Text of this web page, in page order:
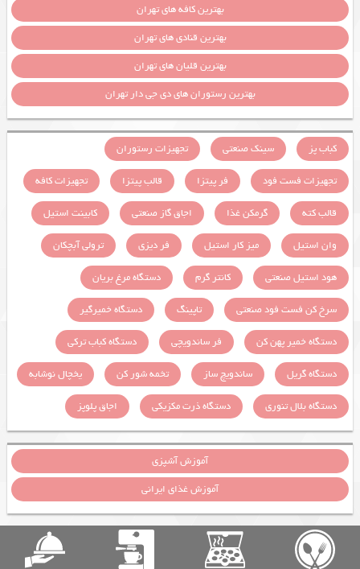
بهترین کافه های تهران
بهترین قنادی های تهران
بهترین قلیان های تهران
بهترین رستوران های دی جی دار تهران
کباب پز سینک صنعتی
تجهیزات رستوران
تجهیزات فست فود
فر پیتزا قالب پیتزا
تجهیزات کافه
قالب کته
گرمکن غذا اجاق گاز صنعتی
کابینت استیل
وان استیل
میز کار استیل فر دیزی
ترولی آبچکان
هود استیل صنعتی
کانتر گرم
دستگاه مرغ بریان
سرخ کن فست فود صنعتی
تاپینگ
دستگاه خمیرگیر
دستگاه خمیر پهن کن
فر ساندویچی
دستگاه کباب ترکی
دستگاه گریل
ساندویچ ساز تخمه شور کن
یخچال نوشابه
دستگاه بلال تنوری
دستگاه ذرت مکزیکی اجاق پلوپز
آموزش آشپزی
آموزش غذای ایرانی